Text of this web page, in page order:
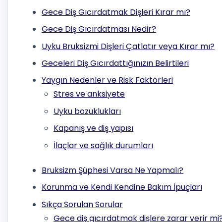
Gece Diş Gıcırdatmak Dişleri Kırar mı?
Gece Diş Gıcırdatması Nedir?
Uyku Bruksizmi Dişleri Çatlatır veya Kırar mı?
Geceleri Diş Gıcırdattığınızın Belirtileri
Yaygın Nedenler ve Risk Faktörleri
Stres ve anksiyete
Uyku bozuklukları
Kapanış ve diş yapısı
İlaçlar ve sağlık durumları
Bruksizm Şüphesi Varsa Ne Yapmalı?
Korunma ve Kendi Kendine Bakım İpuçları
Sıkça Sorulan Sorular
Gece diş gıcırdatmak dişlere zarar verir